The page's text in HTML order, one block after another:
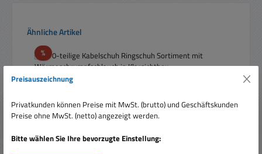
Produktgalerie überspringen
Ähnliche Artikel
%Rabatt
Preisauszeichnung
Privatkunden können Preise mit MwSt. (brutto) und Geschäftskunden
Preise ohne MwSt. (netto) angezeigt werden.
Bitte wählen Sie Ihre bevorzugte Einstellung: